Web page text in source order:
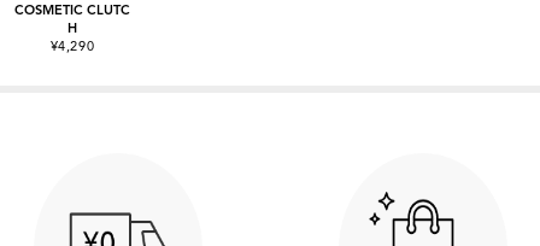
COSMETIC CLUTC
H
¥4,290